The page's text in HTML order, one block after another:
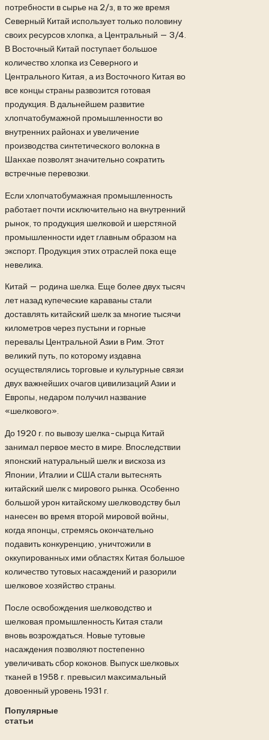
потребности в сырье на 2/з, в то же время
Северный Китай использует только половину
своих ресурсов хлопка, а Центральный — 3/4.
В Восточный Китай поступает большое
количество хлопка из Северного и
Центрального Китая, а из Восточного Китая во
все концы страны развозится готовая
продукция. В дальнейшем развитие
хлопчатобумажной промышленности во
внутренних районах и увеличение
производства синтетического волокна в
Шанхае позволят значительно сократить
встречные перевозки.
Если хлопчатобумажная промышленность
работает почти исключительно на внутренний
рынок, то продукция шелковой и шерстяной
промышленности идет главным образом на
экспорт. Продукция этих отраслей пока еще
невелика.
Китай — родина шелка. Еще более двух тысяч
лет назад купеческие караваны стали
доставлять китайский шелк за многие тысячи
километров через пустыни и горные
перевалы Центральной Азии в Рим. Этот
великий путь, по которому издавна
осуществлялись торговые и культурные связи
двух важнейших очагов цивилизаций Азии и
Европы, недаром получил название
«шелкового».
До 1920 г. по вывозу шелка-сырца Китай
занимал первое место в мире. Впоследствии
японский натуральный шелк и вискоза из
Японии, Италии и США стали вытеснять
китайский шелк с мирового рынка. Особенно
большой урон китайскому шелководству был
нанесен во время второй мировой войны,
когда японцы, стремясь окончательно
подавить конкуренцию, уничтожили в
оккупированных ими областях Китая большое
количество тутовых насаждений и разорили
шелковое хозяйство страны.
После освобождения шелководство и
шелковая промышленность Китая стали
вновь возрождаться. Новые тутовые
насаждения позволяют постепенно
увеличивать сбор коконов. Выпуск шелковых
тканей в 1958 г. превысил максимальный
довоенный уровень 1931 г.
Популярные
статьи